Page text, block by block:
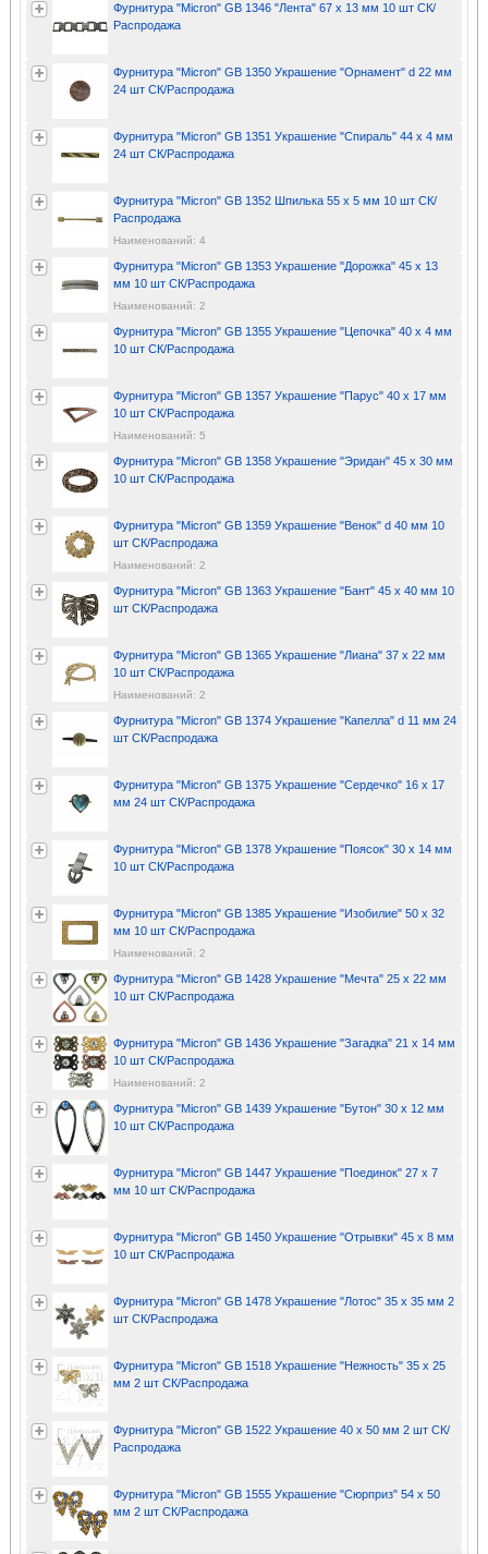
Фурнитура "Micron" GB 1346 "Лента" 67 х 13 мм 10 шт СК/
Распродажа
Фурнитура "Micron" GB 1350 Украшение "Орнамент" d 22 мм
24 шт СК/Распродажа
Фурнитура "Micron" GB 1351 Украшение "Спираль" 44 х 4 мм
24 шт СК/Распродажа
Фурнитура "Micron" GB 1352 Шпилька 55 х 5 мм 10 шт СК/
Распродажа
Наименований: 4
Фурнитура "Micron" GB 1353 Украшение "Дорожка" 45 х 13
мм 10 шт СК/Распродажа
Наименований: 2
Фурнитура "Micron" GB 1355 Украшение "Цепочка" 40 x 4 мм
10 шт СК/Распродажа
Фурнитура "Micron" GB 1357 Украшение "Парус" 40 х 17 мм
10 шт СК/Распродажа
Наименований: 5
Фурнитура "Micron" GB 1358 Украшение "Эридан" 45 х 30 мм
10 шт СК/Распродажа
Фурнитура "Micron" GB 1359 Украшение "Венок" d 40 мм 10
шт СК/Распродажа
Наименований: 2
Фурнитура "Micron" GB 1363 Украшение "Бант" 45 х 40 мм 10
шт СК/Распродажа
Фурнитура "Micron" GB 1365 Украшение "Лиана" 37 x 22 мм
10 шт СК/Распродажа
Наименований: 2
Фурнитура "Micron" GB 1374 Украшение "Капелла" d 11 мм 24
шт СК/Распродажа
Фурнитура "Micron" GB 1375 Украшение "Сердечко" 16 x 17
мм 24 шт СК/Распродажа
Фурнитура "Micron" GB 1378 Украшение "Поясок" 30 x 14 мм
10 шт СК/Распродажа
Фурнитура "Micron" GB 1385 Украшение "Изобилие" 50 х 32
мм 10 шт СК/Распродажа
Наименований: 2
Фурнитура "Micron" GB 1428 Украшение "Мечта" 25 х 22 мм
10 шт СК/Распродажа
Фурнитура "Micron" GB 1436 Украшение "Загадка" 21 х 14 мм
10 шт СК/Распродажа
Наименований: 2
Фурнитура "Micron" GB 1439 Украшение "Бутон" 30 х 12 мм
10 шт СК/Распродажа
Фурнитура "Micron" GB 1447 Украшение "Поединок" 27 х 7
мм 10 шт СК/Распродажа
Фурнитура "Micron" GB 1450 Украшение "Отрывки" 45 х 8 мм
10 шт СК/Распродажа
Фурнитура "Micron" GB 1478 Украшение "Лотос" 35 х 35 мм 2
шт СК/Распродажа
Фурнитура "Micron" GB 1518 Украшение "Нежность" 35 х 25
мм 2 шт СК/Распродажа
Фурнитура "Micron" GB 1522 Украшение 40 х 50 мм 2 шт СК/
Распродажа
Фурнитура "Micron" GB 1555 Украшение "Сюрприз" 54 х 50
мм 2 шт СК/Распродажа